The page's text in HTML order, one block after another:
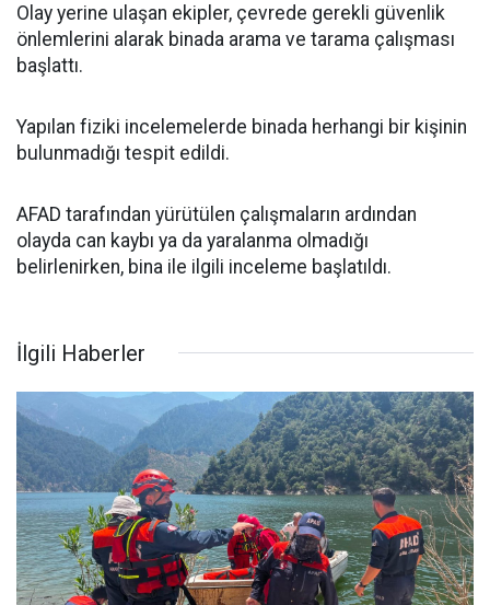
Olay yerine ulaşan ekipler, çevrede gerekli güvenlik
önlemlerini alarak binada arama ve tarama çalışması
başlattı.
Yapılan fiziki incelemelerde binada herhangi bir kişinin
bulunmadığı tespit edildi.
AFAD tarafından yürütülen çalışmaların ardından
olayda can kaybı ya da yaralanma olmadığı
belirlenirken, bina ile ilgili inceleme başlatıldı.
İlgili Haberler